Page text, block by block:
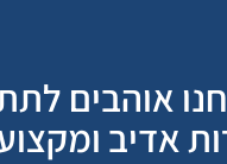
אוהבים
אדיב